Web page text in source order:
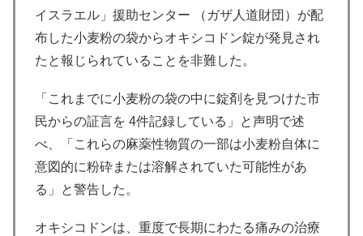
イスラエル」援助センター （ガザ人道財団）が配
布した小麦粉の袋からオキシコドン錠が発見され
たと報じられていることを非難した。
「これまでに小麦粉の袋の中に錠剤を見つけた市
民からの証言を 4件記録している」と声明で述
べ、「これらの麻薬性物質の一部は小麦粉自体に
意図的に粉砕または溶解されていた可能性があ
る」と警告した。
オキシコドンは、重度で長期にわたる痛みの治療